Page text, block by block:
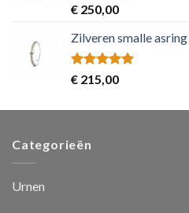
Rated5.00
out of 5
€ 250,00
Zilveren smalle
Rated5.00
out of 5
€ 215,00
Categorieën
Urnen